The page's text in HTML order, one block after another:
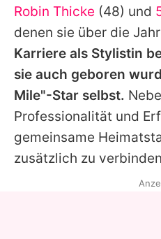
Robin Thicke (48) und
denen sie über die
Karriere als Stylistin
sie auch geboren
Mile"-Star selbst.
Professionalität und
gemeinsame
zusätzlich zu